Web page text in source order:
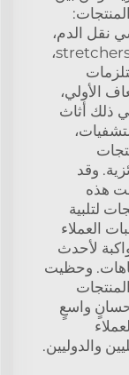
نقل الدم،
وال/stretchers،
الأولي،
ذلك أثاث
وقد
هذه
لتلبية
العملاء
لأحدث
وحظيت
واسعٍ
والدوليين.